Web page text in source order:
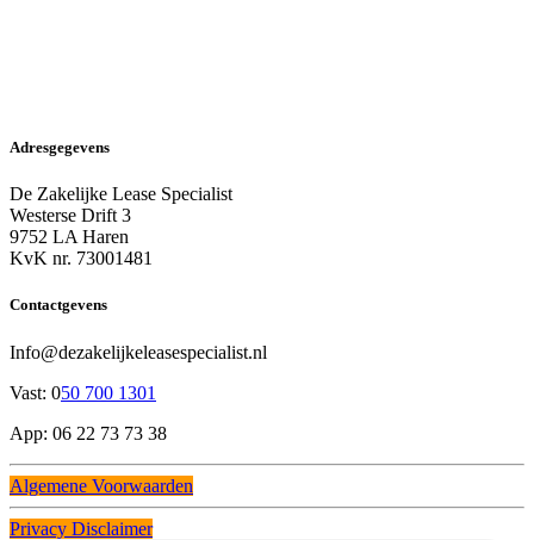
Adresgegevens
De Zakelijke Lease Specialist
Westerse Drift 3
9752 LA Haren
KvK nr. 73001481
Contactgevens
Info@dezakelijkeleasespecialist.nl
Vast: 050 700 1301
App: 06 22 73 73 38
Algemene Voorwaarden
Privacy Disclaimer